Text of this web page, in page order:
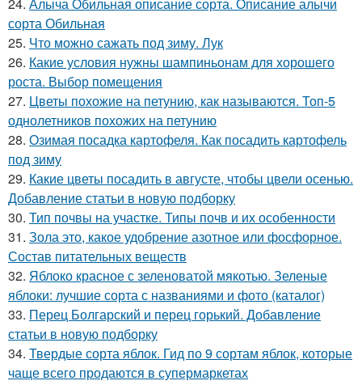
сорта Обильная
25. Что можно сажать под зиму. Лук
26. Какие условия нужны шампиньонам для хорошего
роста. Выбор помещения
27. Цветы похожие на петунию, как называются. Топ-5
однолетников похожих на петунию
28. Озимая посадка картофеля. Как посадить картофель
под зиму
29. Какие цветы посадить в августе, чтобы цвели осенью.
Добавление статьи в новую подборку
30. Тип почвы на участке. Типы почв и их особенности
31. Зола это, какое удобрение азотное или фосфорное.
Состав питательных веществ
32. Яблоко красное с зеленоватой мякотью. Зеленые
яблоки: лучшие сорта с названиями и фото (каталог)
33. Перец Болгарский и перец горький. Добавление
статьи в новую подборку
34. Твердые сорта яблок. Гид по 9 сортам яблок, которые
чаще всего продаются в супермаркетах